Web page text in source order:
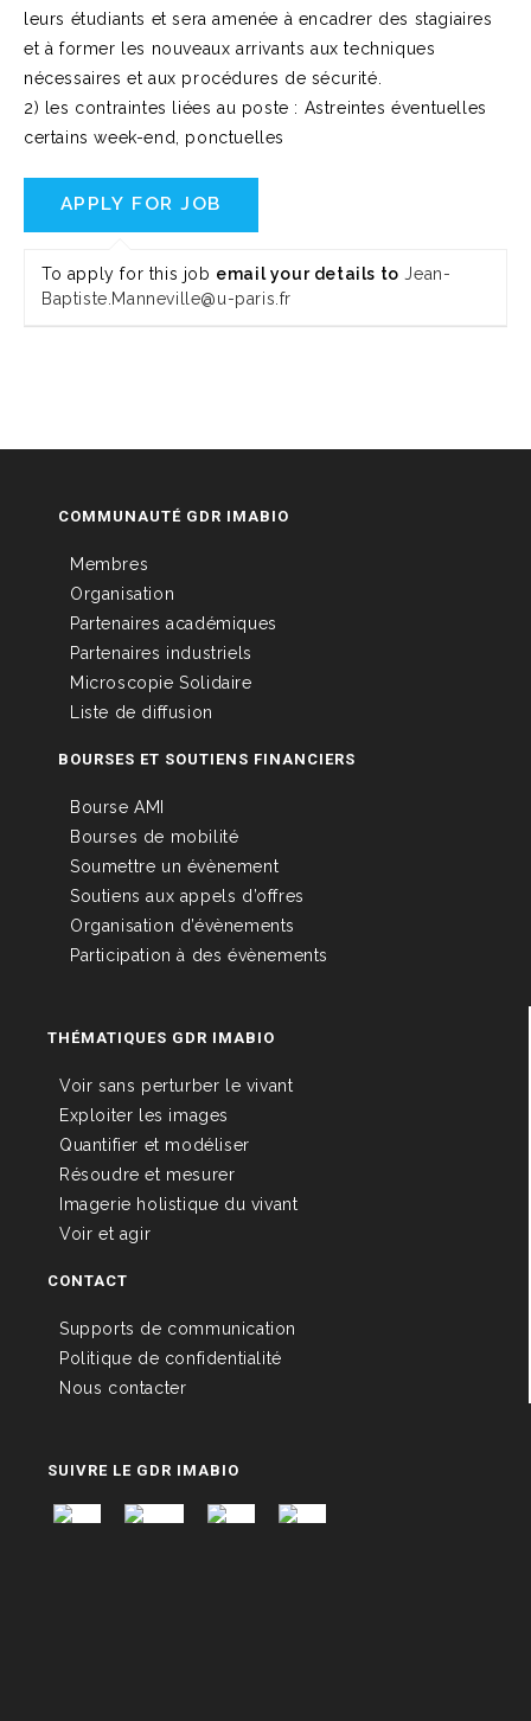
leurs étudiants et sera amenée à encadrer des stagiaires
et à former les nouveaux arrivants aux techniques
nécessaires et aux procédures de sécurité.
2) les contraintes liées au poste : Astreintes éventuelles
certains week-end, ponctuelles
To apply for this job email your details to Jean-
Baptiste.Manneville@u-paris.fr
COMMUNAUTÉ GDR IMABIO
Membres
Organisation
Partenaires académiques
Partenaires industriels
Microscopie Solidaire
Liste de diffusion
BOURSES ET SOUTIENS FINANCIERS
Bourse AMI
Bourses de mobilité
Soumettre un évènement
Soutiens aux appels d’offres
Organisation d’évènements
Participation à des évènements
THÉMATIQUES GDR IMABIO
Voir sans perturber le vivant
Exploiter les images
Quantifier et modéliser
Résoudre et mesurer
Imagerie holistique du vivant
Voir et agir
CONTACT
Supports de communication
Politique de confidentialité
Nous contacter
SUIVRE LE GDR IMABIO